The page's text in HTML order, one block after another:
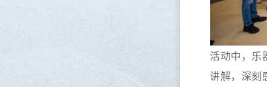
活动中，乐
讲解，深刻